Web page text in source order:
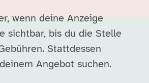
wenn deine Anzeige
sichtbar, bis du die Stelle
Stattdessen
Angebot suchen.